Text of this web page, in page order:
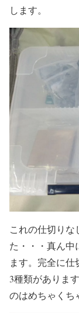
します。
これの仕切りな
た・・・真ん中
ます。完全に
3種類がありま
のはめちゃくち